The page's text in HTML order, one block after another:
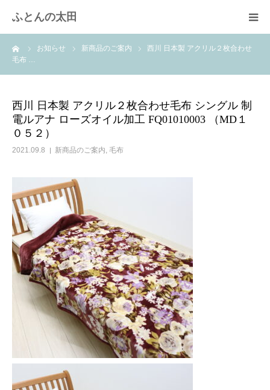
ふとんの太田
お知らせ 新商品のご案内
西川 日本製 アクリル２枚合わせ
毛布 …
西川 日本製 アクリル２枚合わせ毛布 シングル 制
電ルアナ ローズオイル加工 FQ01010003 （MD１
０５２）
2021.09.8 新商品のご案内, 毛布
羽毛布団のリフォーム
取扱商品
快眠体験
会社概要